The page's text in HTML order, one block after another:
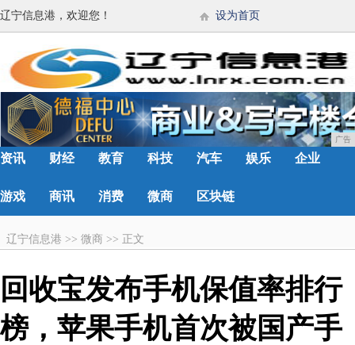
辽宁信息港，欢迎您！ 设为首页
广告
资讯 财经 教育 科技 汽车 娱乐 企业
游戏 商讯 消费 微商 区块链
辽宁信息港 >> 微商 >> 正文
回收宝发布手机保值率排行
榜，苹果手机首次被国产手